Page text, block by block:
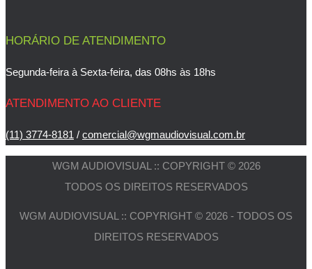
HORÁRIO DE ATENDIMENTO
Segunda-feira à Sexta-feira, das 08hs às 18hs
ATENDIMENTO AO CLIENTE
(11) 3774-8181 / comercial@wgmaudiovisual.com.br
WGM AUDIOVISUAL :: COPYRIGHT © 2026
TODOS OS DIREITOS RESERVADOS
WGM AUDIOVISUAL :: COPYRIGHT © 2026 - TODOS OS
DIREITOS RESERVADOS